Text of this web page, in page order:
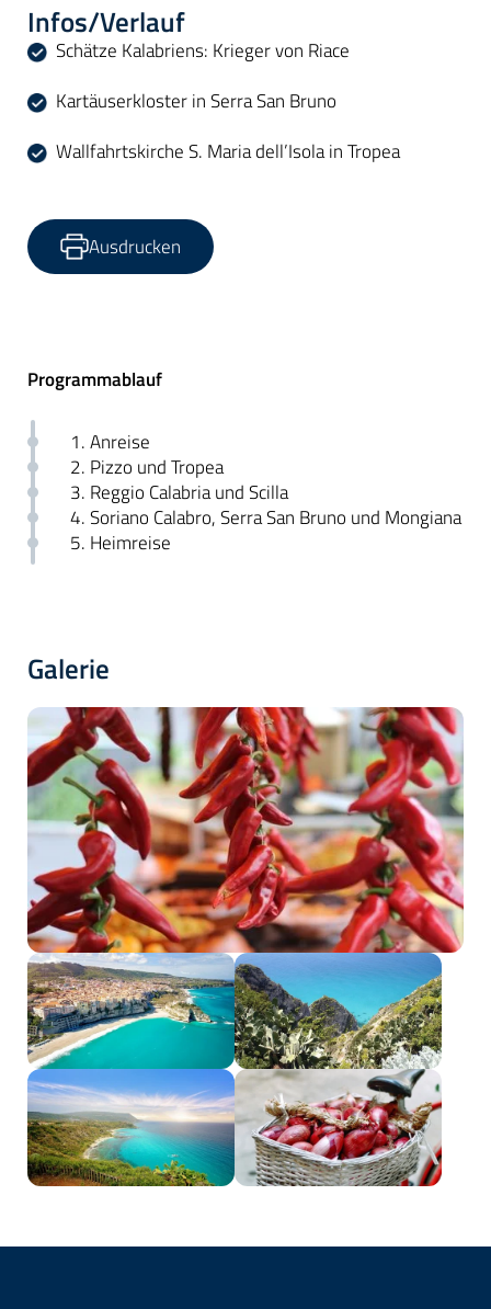
Infos/Verlauf
Schätze Kalabriens: Krieger von Riace
Kartäuserkloster in Serra San Bruno
Wallfahrtskirche S. Maria dell’Isola in Tropea
Ausdrucken
Programmablauf
1. Anreise
2. Pizzo und Tropea
3. Reggio Calabria und Scilla
4. Soriano Calabro, Serra San Bruno und Mongiana
5. Heimreise
Galerie